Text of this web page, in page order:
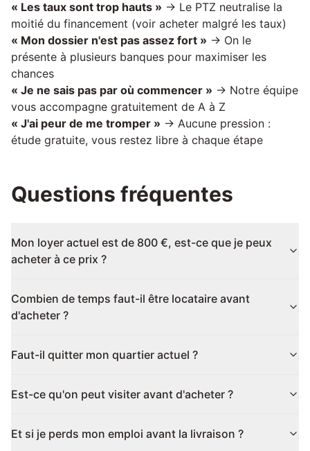
« Les taux sont trop hauts » → Le PTZ neutralise la
moitié du financement (voir acheter malgré les taux)
« Mon dossier n'est pas assez fort » → On le
présente à plusieurs banques pour maximiser les
chances
« Je ne sais pas par où commencer » → Notre équipe
vous accompagne gratuitement de A à Z
« J'ai peur de me tromper » → Aucune pression :
étude gratuite, vous restez libre à chaque étape
Questions fréquentes
Mon loyer actuel est de 800 €, est-ce que je peux
acheter à ce prix ?
Combien de temps faut-il être locataire avant
d'acheter ?
Faut-il quitter mon quartier actuel ?
Est-ce qu'on peut visiter avant d'acheter ?
Et si je perds mon emploi avant la livraison ?